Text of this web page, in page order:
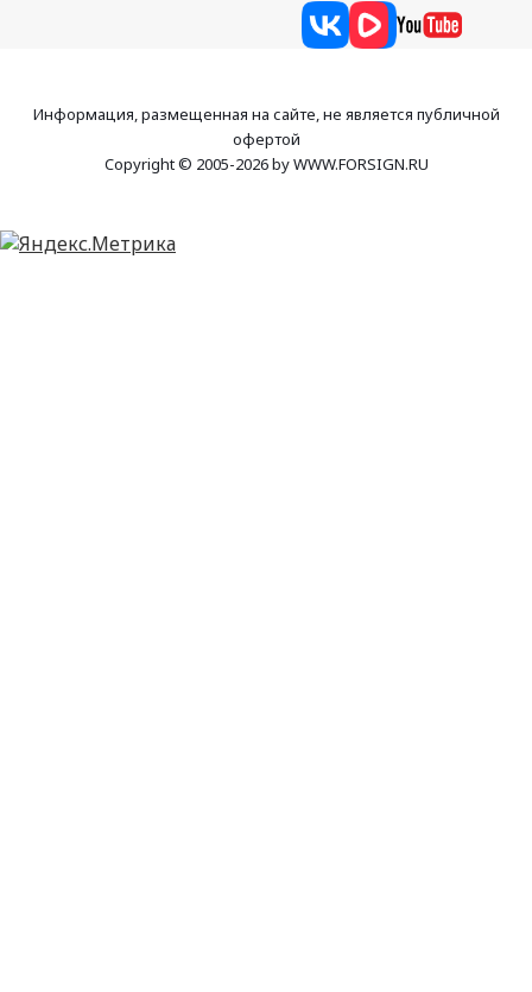
Информация, размещенная на сайте, не является публичной
офертой
Copyright © 2005-2026 by WWW.FORSIGN.RU